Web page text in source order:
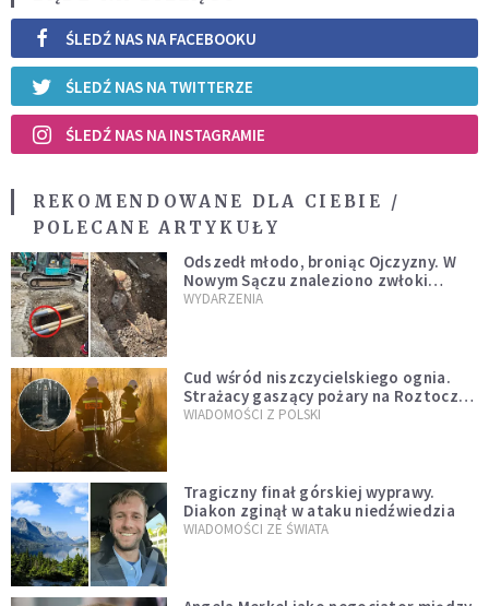
ŚLEDŹ NAS NA FACEBOOKU
ŚLEDŹ NAS NA TWITTERZE
ŚLEDŹ NAS NA INSTAGRAMIE
REKOMENDOWANE DLA CIEBIE /
POLECANE ARTYKUŁY
Odszedł młodo, broniąc Ojczyzny. W
Nowym Sączu znaleziono zwłoki
mężczyzny z czasów potopu
WYDARZENIA
Cud wśród niszczycielskiego ognia.
Strażacy gaszący pożary na Roztoczu
opublikowali niezwykłe zdjęcie
WIADOMOŚCI Z POLSKI
Tragiczny finał górskiej wyprawy.
Diakon zginął w ataku niedźwiedzia
WIADOMOŚCI ZE ŚWIATA